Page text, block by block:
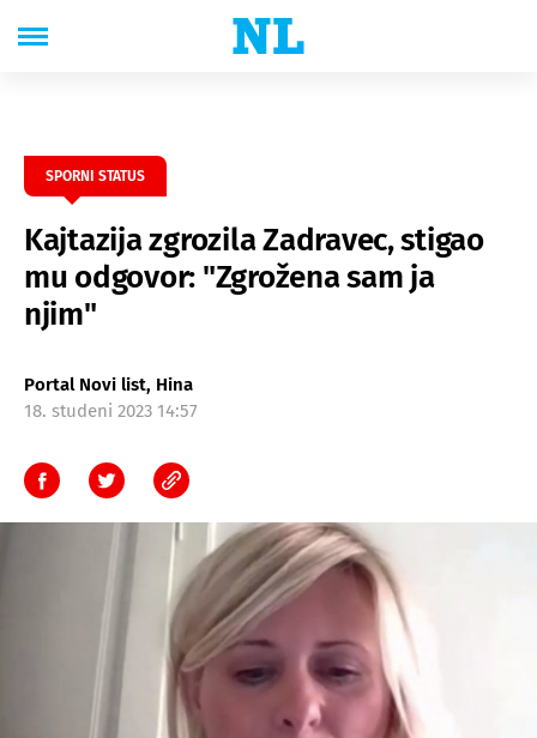
SPORNI STATUS
Kajtazija zgrozila Zadravec, stigao
mu odgovor: "Zgrožena sam ja
njim"
Portal Novi list, Hina
18. studeni 2023 14:57